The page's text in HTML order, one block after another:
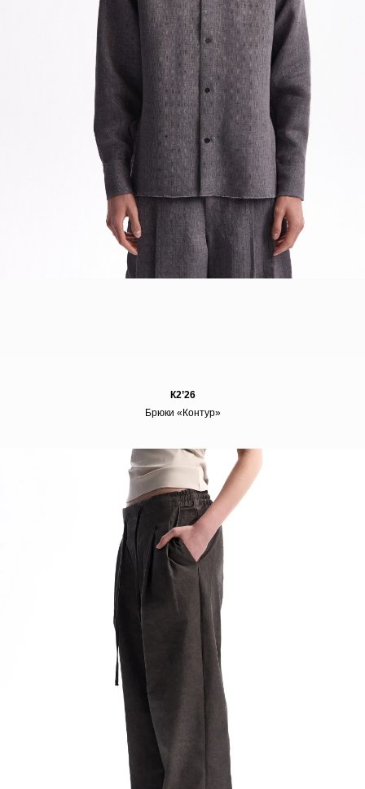
К2’26
Брюки «Контур»